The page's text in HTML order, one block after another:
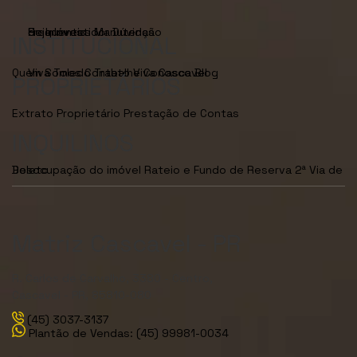
Seja Investidor
Dúvidas Frequentes
Manutenção de Imóveis
INSTITUCIONAL
Quem Somos Contato Viva Cascavel
Viva Toledo Trabalhe Conosco Blog
PROPRIETÁRIOS
Extrato Proprietário Prestação de Contas
Desocupação do imóvel Rateio e Fundo de Reserva
2ª Via de Boleto
(45) 3037-3137
Plantão de Vendas: (45) 99981-0034